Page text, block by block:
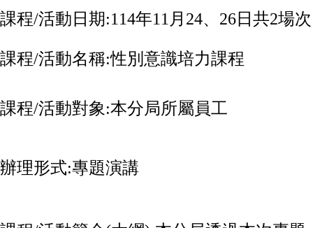
課程/活動日期:114年11 月 24、 26日共2場次
課程/活動名稱:性別意識培力課程
課程/活動對象:本分局所屬員工
辦理形式:專題演講